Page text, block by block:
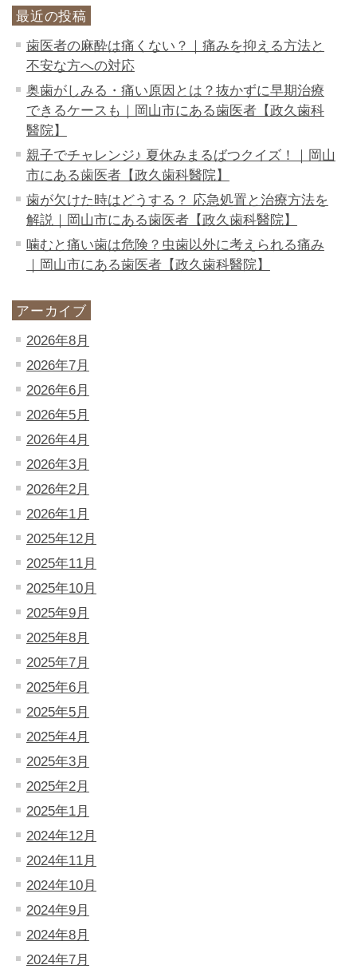
最近の投稿
歯医者の麻酔は痛くない？｜痛みを抑える方法と
不安な方への対応
奥歯がしみる・痛い原因とは？抜かずに早期治療
できるケースも｜岡山市にある歯医者【政久歯科
醫院】
親子でチャレンジ♪ 夏休みまるばつクイズ！｜岡山
市にある歯医者【政久歯科醫院】
歯が欠けた時はどうする？ 応急処置と治療方法を
解説｜岡山市にある歯医者【政久歯科醫院】
噛むと痛い歯は危険？虫歯以外に考えられる痛み
｜岡山市にある歯医者【政久歯科醫院】
アーカイブ
2026年8月
2026年7月
2026年6月
2026年5月
2026年4月
2026年3月
2026年2月
2026年1月
2025年12月
2025年11月
2025年10月
2025年9月
2025年8月
2025年7月
2025年6月
2025年5月
2025年4月
2025年3月
2025年2月
2025年1月
2024年12月
2024年11月
2024年10月
2024年9月
2024年8月
2024年7月